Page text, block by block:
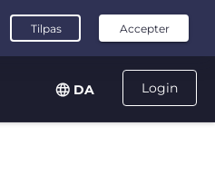
Login
DA